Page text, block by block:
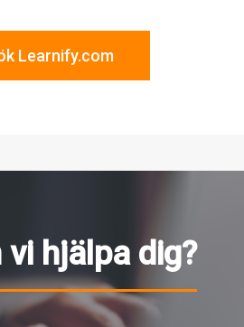
Learnify.com
hjälpa dig?